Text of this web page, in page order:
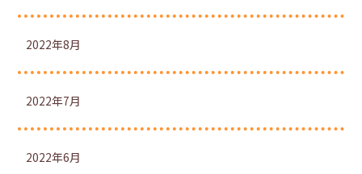
2022年8月
2022年7月
2022年6月